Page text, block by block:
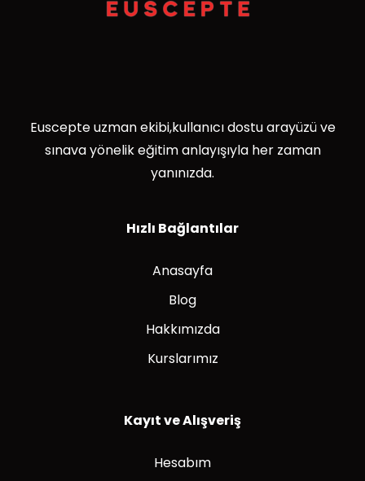
Euscepte uzman ekibi,kullanıcı dostu arayüzü ve
sınava yönelik eğitim anlayışıyla her zaman
yanınızda.
Hızlı Bağlantılar
Anasayfa
Blog
Hakkımızda
Kurslarımız
Kayıt ve Alışveriş
Hesabım